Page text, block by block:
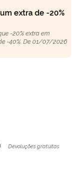
extra de -20%
-20% extra em
-40%. De 01/07/2026
Devoluções gratuitas